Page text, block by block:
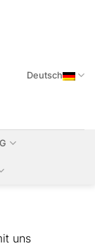
Deutsch
uns